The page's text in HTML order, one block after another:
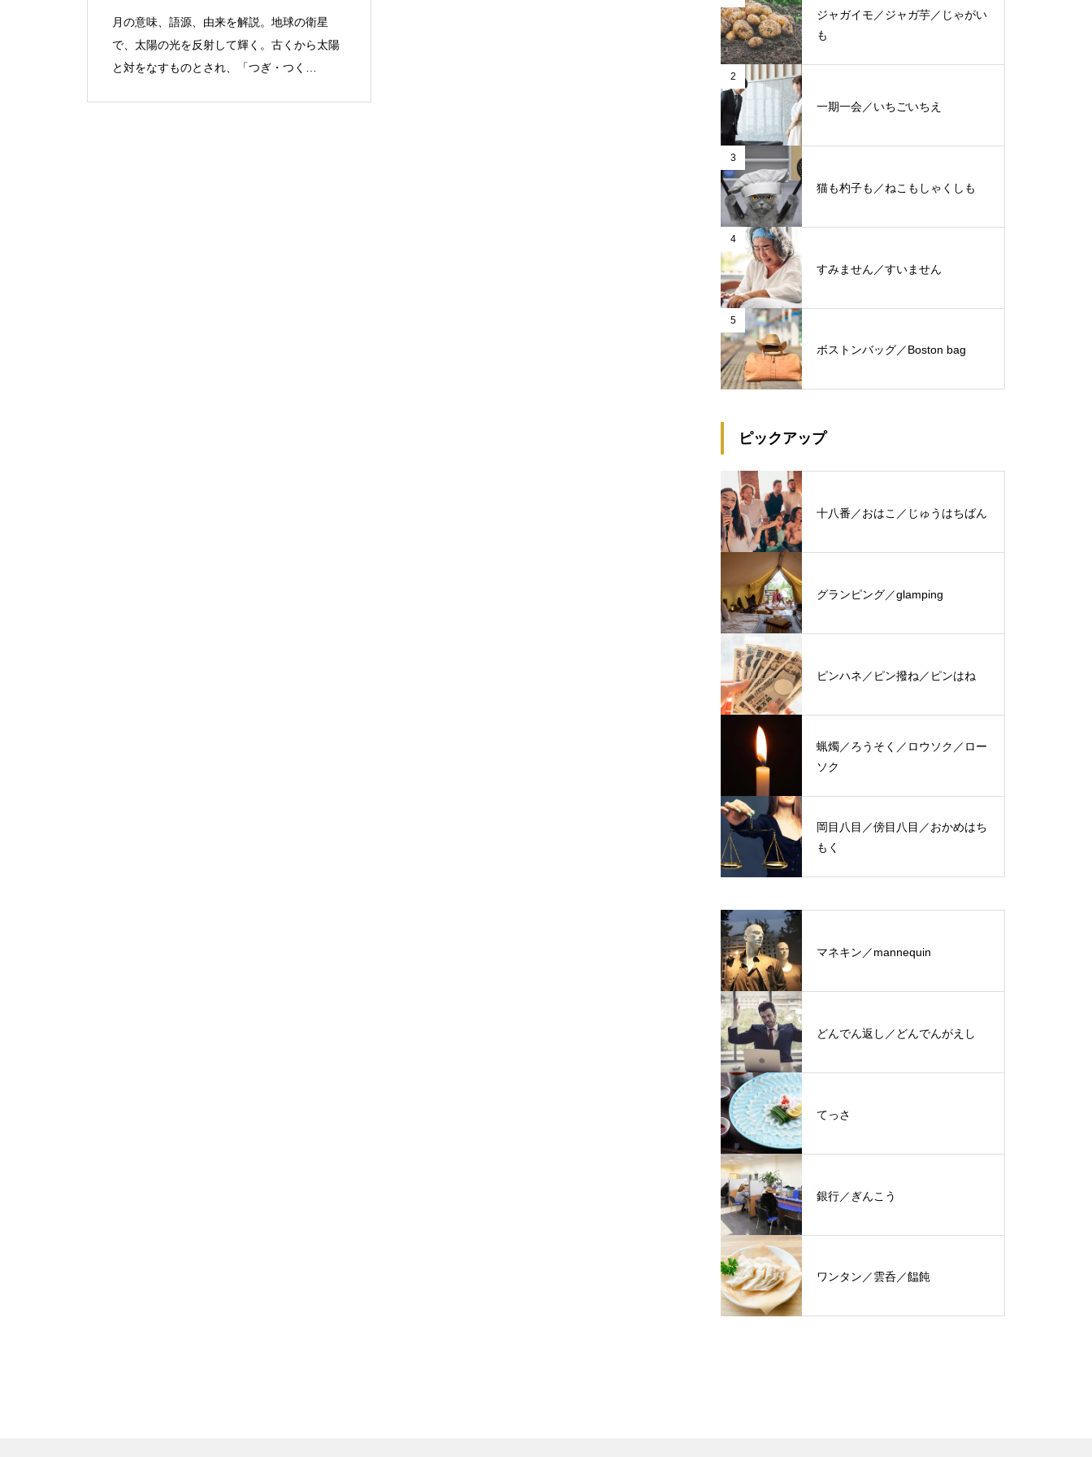
月の意味、語源、由来を解説。地球の衛星
で、太陽の光を反射して輝く。古くから太陽
と対をなすものとされ、「つぎ・つく
ジャガイモ／ジャガ芋／じゃがい
も
2
一期一会／いちごいちえ
3
猫も杓子も／ねこもしゃくしも
4
すみません／すいません
5
ボストンバッグ／Boston bag
ピックアップ
十八番／おはこ／じゅうはちばん
グランピング／glamping
ピンハネ／ピン撥ね／ピンはね
蝋燭／ろうそく／ロウソク／ロー
ソク
岡目八目／傍目八目／おかめはち
もく
マネキン／mannequin
どんでん返し／どんでんがえし
てっさ
銀行／ぎんこう
ワンタン／雲呑／饂飩